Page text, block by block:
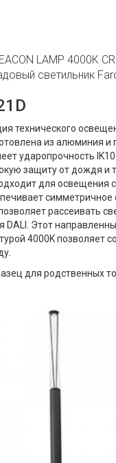
LAMP 4000K
светильник
технического
​​из алюминия и
ударопрочность IK10
защиту от дождя и
для освещения
рассеивать
DALI. Этот
4000K позволяет
для родственных